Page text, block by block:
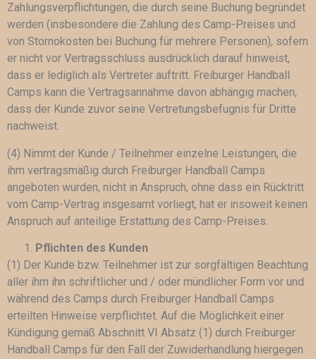
Zahlungsverpflichtungen, die durch seine Buchung begründet
werden (insbesondere die Zahlung des Camp-Preises und
von Stornokosten bei Buchung für mehrere Personen), sofern
er nicht vor Vertragsschluss ausdrücklich darauf hinweist,
dass er lediglich als Vertreter auftritt. Freiburger Handball
Camps kann die Vertragsannahme davon abhängig machen,
dass der Kunde zuvor seine Vertretungsbefugnis für Dritte
nachweist.
(4) Nimmt der Kunde / Teilnehmer einzelne Leistungen, die
ihm vertragsmäßig durch Freiburger Handball Camps
angeboten wurden, nicht in Anspruch, ohne dass ein Rücktritt
vom Camp-Vertrag insgesamt vorliegt, hat er insoweit keinen
Anspruch auf anteilige Erstattung des Camp-Preises.
Pflichten des Kunden
(1) Der Kunde bzw. Teilnehmer ist zur sorgfältigen Beachtung
aller ihm ihn schriftlicher und / oder mündlicher Form vor und
während des Camps durch Freiburger Handball Camps
erteilten Hinweise verpflichtet. Auf die Möglichkeit einer
Kündigung gemäß Abschnitt VI Absatz (1) durch Freiburger
Handball Camps für den Fall der Zuwiderhandlung hiergegen